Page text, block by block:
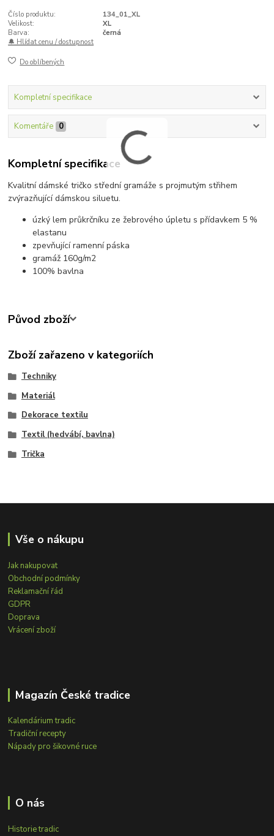
Číslo produktu:
134_01_XL
Velikost:
XL
Barva:
černá
🔔 Hlídat cenu / dostupnost
Do oblíbených
Kompletní specifikace
Komentáře 0
Kompletní specifikace
Kvalitní dámské tričko střední gramáže s projmutým střihem
zvýrazňující dámskou siluetu.
úzký lem průkrčníku ze žebrového úpletu s přídavkem 5 %
elastanu
zpevňující ramenní páska
gramáž 160g/m2
100% bavlna
Původ zboží
Zboží zařazeno v kategoriích
Techniky
Materiál
Dekorace textilu
Textil (hedvábí, bavlna)
Trička
Vše o nákupu
Jak nakupovat
Obchodní podmínky
Reklamační řád
GDPR
Doprava
Vrácení zboží
Magazín České tradice
Kalendárium tradic
Tradiční recepty
Nápady pro šikovné ruce
O nás
Historie tradic